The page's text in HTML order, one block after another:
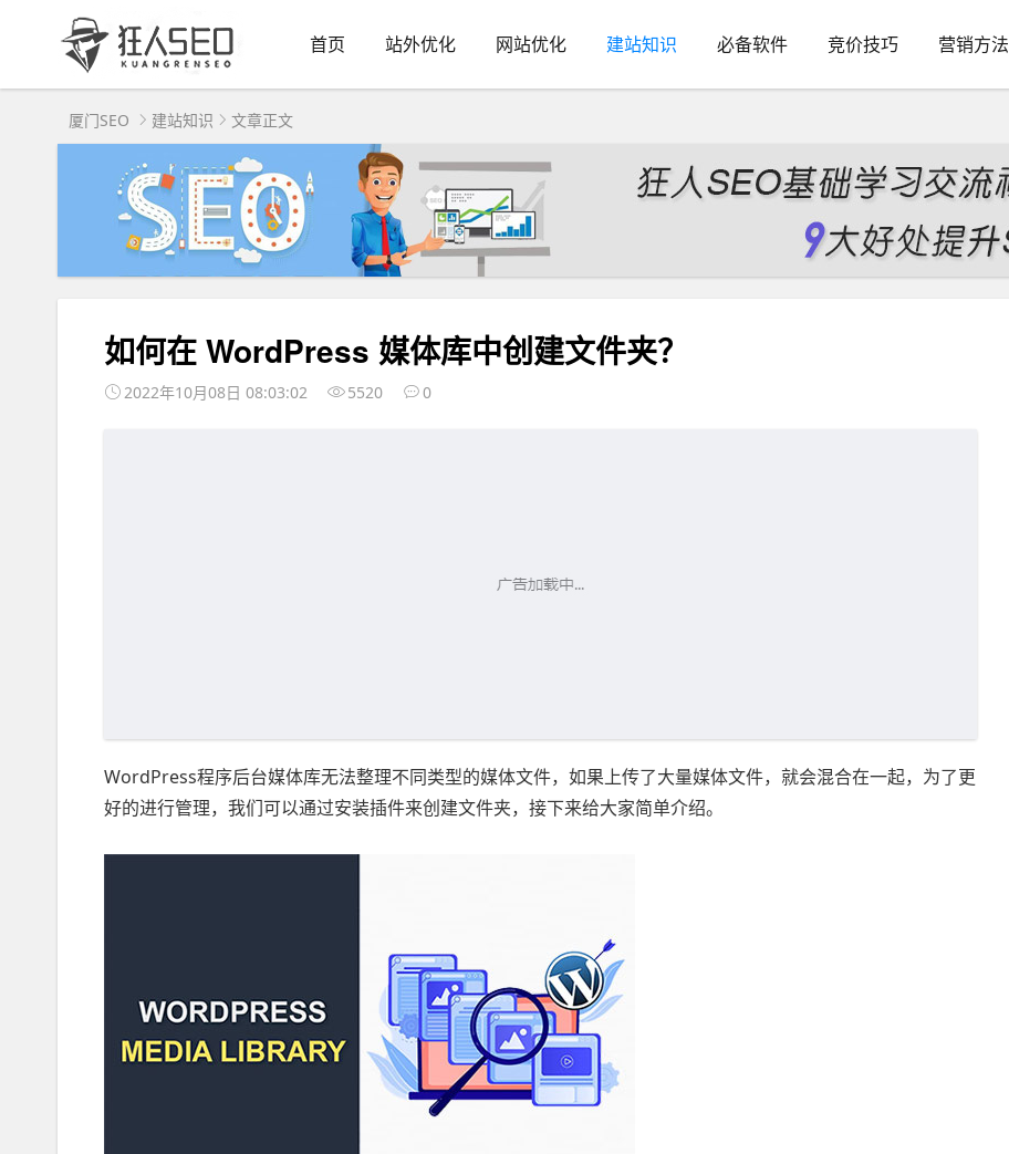
首页 站外优化 网站优化 建站知识 必备软件 竞价技巧 营销方法
厦门SEO 建站知识 文章正文
如何在 WordPress 媒体库中创建文件夹？
2022年10月08日 08:03:02 5520 0
WordPress程序后台媒体库无法整理不同类型的媒体文件，如果上传了大量媒体文件，就会混合在一起，为了更
好的进行管理，我们可以通过安装插件来创建文件夹，接下来给大家简单介绍。